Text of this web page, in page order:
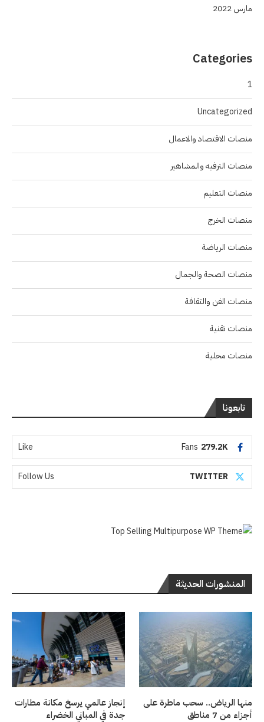
مارس 2022
Categories
1
Uncategorized
منصات الاقتصاد والاعمال
منصات الترفيه والمشاهير
منصات التعليم
منصات الخرج
منصات الرياضة
منصات الصحة والجمال
منصات الفن والثقافة
منصات تقنية
منصات محلية
تابعونا
279.2K
Fans
Like
TWITTER
Follow Us
المنشورات الحديثة
منها الرياض.. سحب ماطرة على
أجزاء من 7 مناطق
إنجاز عالمي يرسخ مكانة مطارات
جدة في المباني الخضراء